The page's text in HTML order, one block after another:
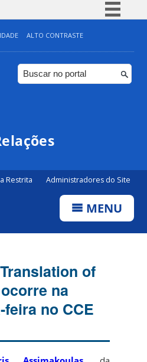
Simplifique!
Comunica BR
Participe
ALTO CONTRASTE
Restrita Administradores do Site
MENU
of
na
no CCE